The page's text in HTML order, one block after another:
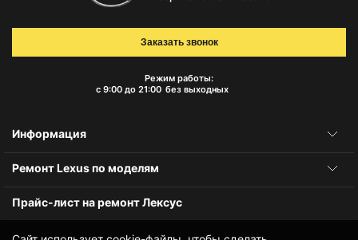
Режим работы:
с 9:00 до 21:00 без выходных
Заказать звонок
Информация
Ремонт Lexus по моделям
Прайс-лист на ремонт Лексус